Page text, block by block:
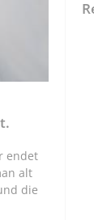
endet
alt
die